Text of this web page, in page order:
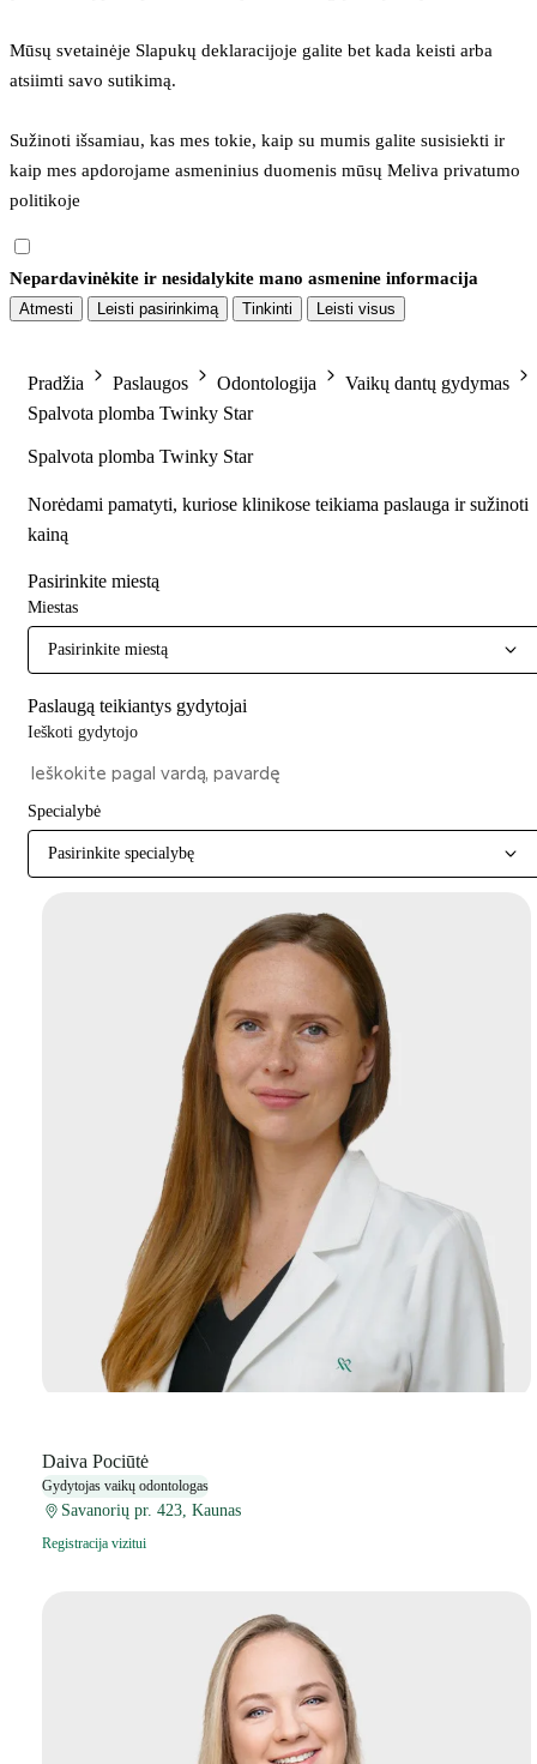
Mūsų svetainėje Slapukų deklaracijoje galite bet kada keisti arba
atsiimti savo sutikimą.
Sužinoti išsamiau, kas mes tokie, kaip su mumis galite susisiekti ir
kaip mes apdorojame asmeninius duomenis mūsų Meliva privatumo
politikoje
Nepardavinėkite ir nesidalykite mano asmenine informacija
Atmesti Leisti pasirinkimą Tinkinti Leisti visus
Pradžia Paslaugos Odontologija
Vaikų dantų gydymas
Spalvota plomba Twinky Star
Spalvota plomba Twinky Star
Norėdami pamatyti, kuriose klinikose teikiama paslauga ir sužinoti
kainą
Pasirinkite miestą
Miestas
Pasirinkite miestą
Paslaugą teikiantys gydytojai
Ieškoti gydytojo
Specialybė
Pasirinkite specialybę
Daiva Pociūtė
Gydytojas vaikų odontologas
Savanorių pr. 423, Kaunas
Registracija vizitui